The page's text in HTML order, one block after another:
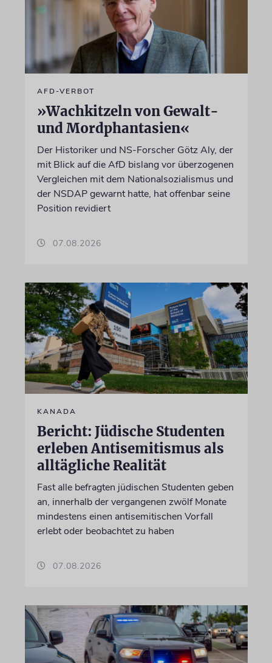
AFD-VERBOT
»Wachkitzeln von Gewalt-
und Mordphantasien«
Der Historiker und NS-Forscher Götz Aly, der
mit Blick auf die AfD bislang vor überzogenen
Vergleichen mit dem Nationalsozialismus und
der NSDAP gewarnt hatte, hat offenbar seine
Position revidiert
07.08.2026
KANADA
Bericht: Jüdische Studenten
erleben Antisemitismus als
alltägliche Realität
Fast alle befragten jüdischen Studenten geben
an, innerhalb der vergangenen zwölf Monate
mindestens einen antisemitischen Vorfall
erlebt oder beobachtet zu haben
07.08.2026